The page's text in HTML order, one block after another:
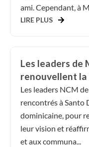
ami. Cependant, à
LIRE PLUS
Les leaders de
renouvellent la
Les leaders NCM
rencontrés à Santo
dominicaine, pour
leur vision et
et aux communa...